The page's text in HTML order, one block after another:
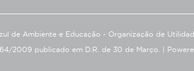
de Ambiente e Educação - Organização de
2009 publicado em D.R. de 30 de Março. |